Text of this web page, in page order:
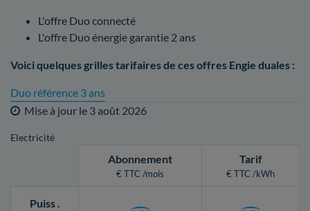
L'offre Duo connecté
L'offre Duo énergie garantie 2 ans
Voici quelques grilles tarifaires de ces offres Engie duales :
Duo référence 3 ans
Mise à jour le 3 août 2026
Electricité
Abonnement
€ TTC /mois
Tarif
€ TTC /kWh
Puiss.